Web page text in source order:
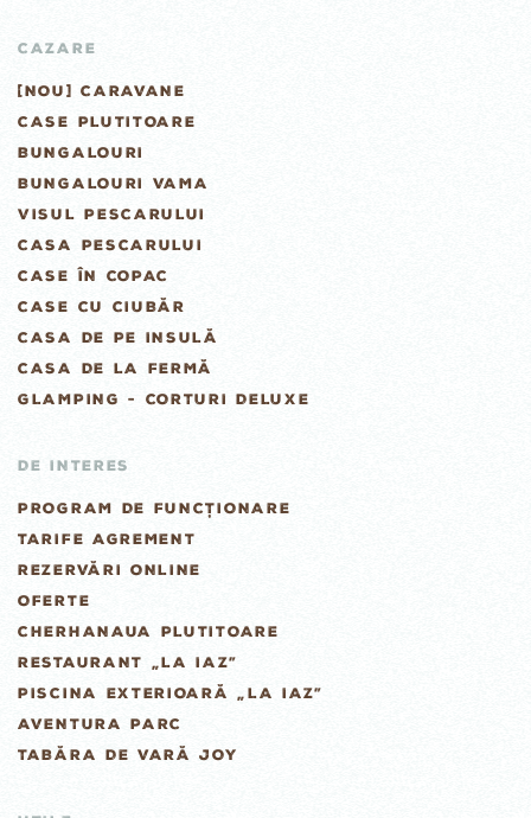
CAZARE
[NOU] CARAVANE
CASE PLUTITOARE
BUNGALOURI
BUNGALOURI VAMA
VISUL PESCARULUI
CASA PESCARULUI
CASE ÎN COPAC
CASE CU CIUBĂR
CASA DE PE INSULĂ
CASA DE LA FERMĂ
GLAMPING - CORTURI DELUXE
DE INTERES
PROGRAM DE FUNCȚIONARE
TARIFE AGREMENT
REZERVĂRI ONLINE
OFERTE
CHERHANAUA PLUTITOARE
RESTAURANT „LA IAZ”
PISCINA EXTERIOARĂ „LA IAZ”
AVENTURA PARC
TABĂRA DE VARĂ JOY